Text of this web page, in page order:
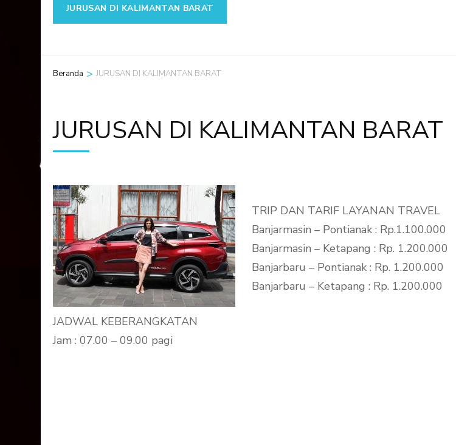
JURUSAN DI KALIMANTAN BARAT
Beranda > JURUSAN DI KALIMANTAN BARAT
JURUSAN DI KALIMANTAN BARAT
TRIP DAN TARIF LAYANAN TRAVEL
Banjarmasin – Pontianak : Rp.1.100.000
Banjarmasin – Ketapang : Rp. 1.200.000
Banjarbaru – Pontianak : Rp. 1.200.000
Banjarbaru – Ketapang : Rp. 1.200.000
JADWAL KEBERANGKATAN
Jam : 07.00 – 09.00 pagi